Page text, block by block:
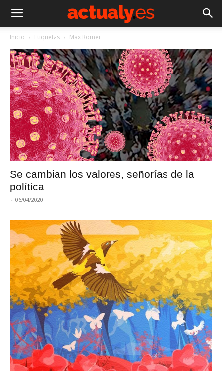
Inicio Etiquetas Max Romer
Se cambian los valores, señorías de la
política
- 06/04/2020